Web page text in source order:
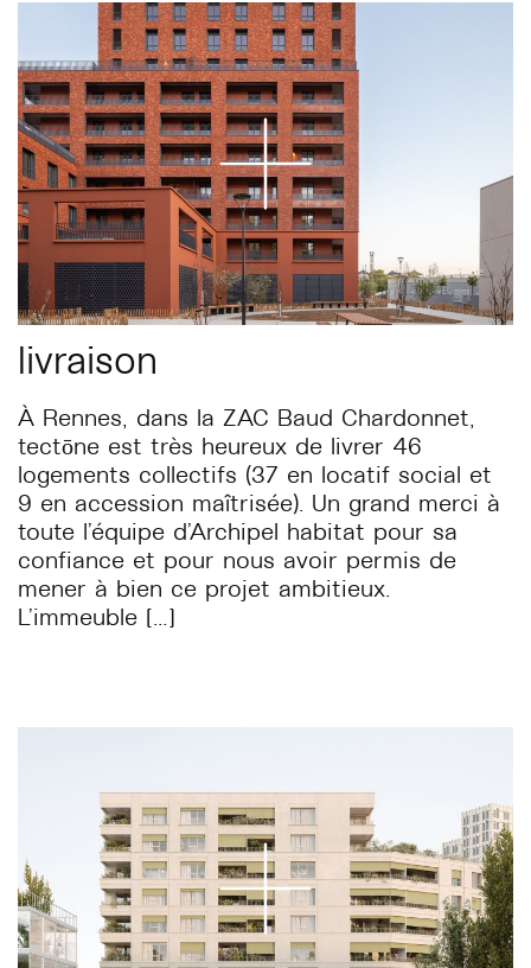
livraison
À Rennes, dans la ZAC Baud Chardonnet,
tectōne est très heureux de livrer 46
logements collectifs (37 en locatif social et
9 en accession maîtrisée). Un grand merci à
toute l’équipe d’Archipel habitat pour sa
confiance et pour nous avoir permis de
mener à bien ce projet ambitieux.
L’immeuble […]